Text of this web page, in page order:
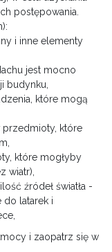
postępowania.
i inne elementy
jest mocno
budynku,
które mogą
przedmioty, które
które mogłyby
wiatr),
źródeł światła -
do latarek i
i zaopatrz się w